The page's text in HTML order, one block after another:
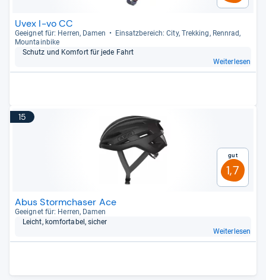
Uvex I-vo CC
Geeig­net für: Her­ren, Damen
Ein­satz­be­reich: City, Trek­king, Renn­rad,
Moun­tain­bike
Schutz und Kom­fort für jede Fahrt
Weiterlesen
15
Gut
1,7
Abus Stormchaser Ace
Geeig­net für: Her­ren, Damen
Leicht, kom­for­ta­bel, sicher
Weiterlesen